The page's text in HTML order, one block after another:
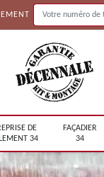
DE
34
FAÇADIER
34